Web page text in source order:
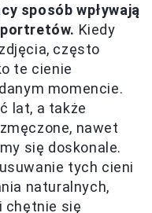
sposób wpływają
Kiedy
często
te cienie
momencie.
lat, a także
nawet
się doskonale.
tych cieni
naturalnych,
chętnie się